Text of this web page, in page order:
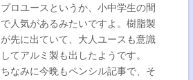
プロユースというか、小中学生の間
で人気があるみたいですよ。樹脂製
が先に出ていて、大人ユースも意識
してアルミ製も出したようです。
ちなみに今晩もペンシル記事で、そ